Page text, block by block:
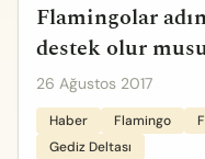
Flamingolar
destek olur
26 Ağustos 2017
Haber Flamingo
Gediz Deltası